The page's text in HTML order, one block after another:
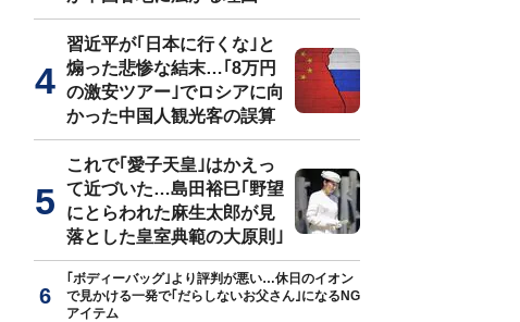
習近平が｢日本に行くな｣と
煽った悲惨な結末…｢8万円
の激安ツアー｣でロシアに向
かった中国人観光客の誤算
これで｢愛子天皇｣はかえっ
て近づいた…島田裕巳｢野望
にとらわれた麻生太郎が見
落とした皇室典範の大原則｣
｢ボディーバッグ｣より評判が悪い…休日のイオン
で見かける一発で｢だらしないお父さん｣になるNG
アイテム